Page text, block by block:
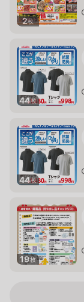
2枚
44枚
44枚
19枚